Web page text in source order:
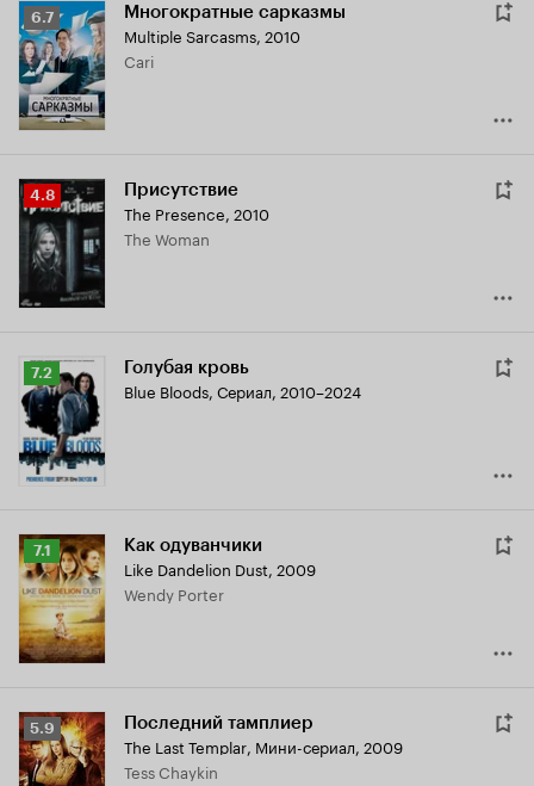
Рейтинг
Кинопоиска
6.7
6.7 Многократные сарказмы
Multiple Sarcasms, 2010
Cari
Рейтинг
Кинопоиска
4.8
4.8 Присутствие
The Presence, 2010
The Woman
Рейтинг
Кинопоиска
7.2
7.2 Голубая кровь
Blue Bloods, Сериал, 2010–2024
Рейтинг
Кинопоиска
7.1
7.1 Как одуванчики
Like Dandelion Dust, 2009
Wendy Porter
Рейтинг
Кинопоиска
5.9
5.9 Последний тамплиер
The Last Templar, Мини-сериал, 2009
Tess Chaykin